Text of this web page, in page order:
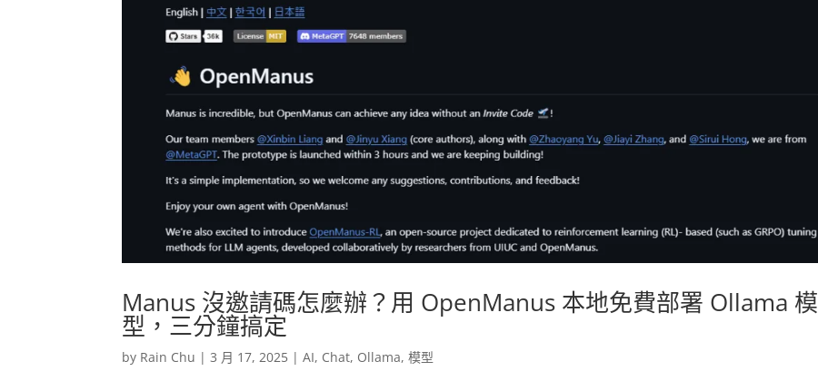
Manus 沒邀請碼怎麼辦？用 OpenManus 本地免費部署 Ollama 模
型，三分鐘搞定
by Rain Chu |3 月 17, 2025 |AI, Chat, Ollama,模型